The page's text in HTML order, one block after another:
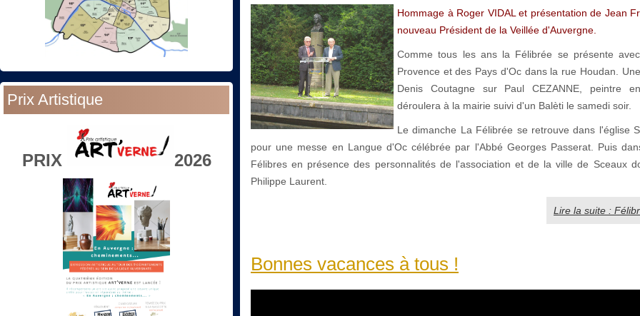
Prix Artistique
PRIX 2026
Hommage à Roger VIDAL et présentation de Jean
nouveau Président de la Veillée d'Auvergne.
Comme tous les ans la Félibrée se présente
Provence et des Pays d'Oc dans la rue Houdan.
Denis Coutagne sur Paul CEZANNE, peintre
déroulera à la mairie suivi d'un Balèti le samedi soir.
Le dimanche La Félibrée se retrouve dans l'église
pour une messe en Langue d'Oc célébrée par l'Abbé Georges Passerat. Puis
Félibres en présence des personnalités de l'association et de la ville de Sceaux
Philippe Laurent.
Lire la suite :
Bonnes vacances à tous !